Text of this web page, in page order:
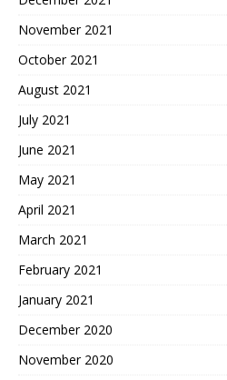
November 2021
October 2021
August 2021
July 2021
June 2021
May 2021
April 2021
March 2021
February 2021
January 2021
December 2020
November 2020